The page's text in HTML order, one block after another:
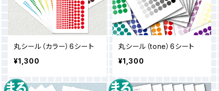
丸シール（カラー）6シート
¥1,300
丸シール（tone）6シート
¥1,300